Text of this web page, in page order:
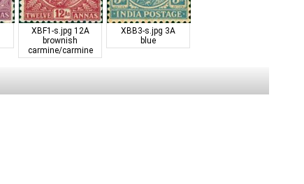
XBF1-s.jpg 12A
brownish
carmine/carmine
XBB3-s.jpg 3A
blue